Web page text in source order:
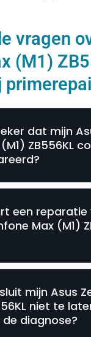
vragen
(M1)
dat mijn
ZB556KL
een reparatie
Max (M1)
mijn Asus
niet te
diagnose?